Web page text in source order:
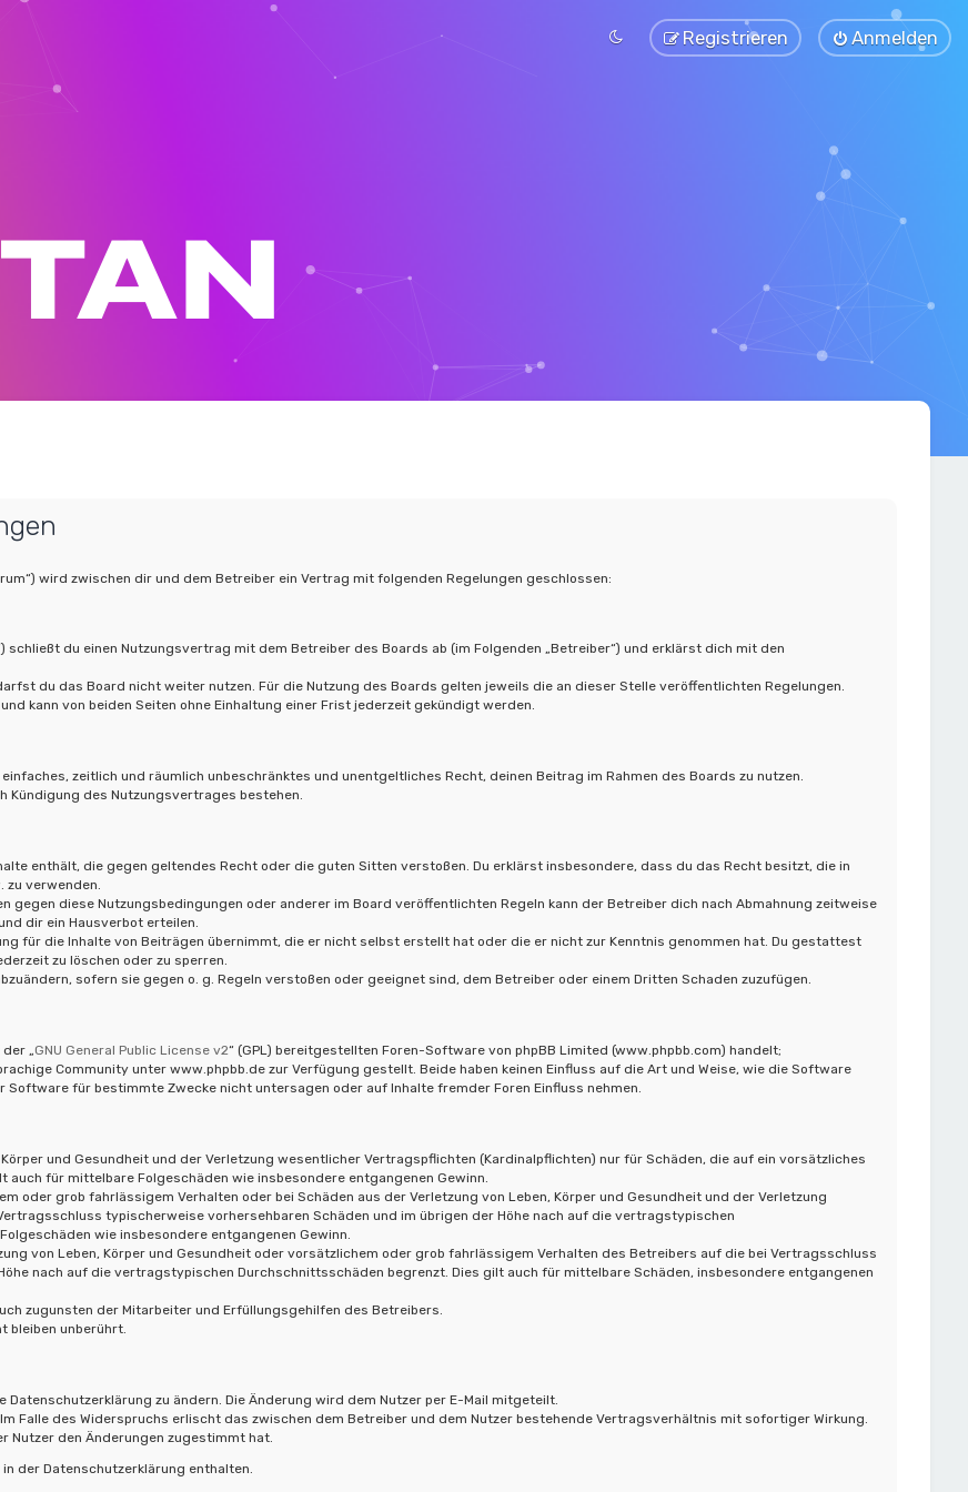
Anmelden
Registrieren
wird zwischen dir und dem Betreiber ein Vertrag mit folgenden Regelungen geschlossen:
schließt du einen Nutzungsvertrag mit dem Betreiber des Boards ab (im Folgenden „Betreiber“) und erklärst dich mit den
du das Board nicht weiter nutzen. Für die Nutzung des Boards gelten jeweils die an dieser Stelle veröffentlichten Regelungen.
kann von beiden Seiten ohne Einhaltung einer Frist jederzeit gekündigt werden.
zeitlich und räumlich unbeschränktes und unentgeltliches Recht, deinen Beitrag im Rahmen des Boards zu nutzen.
Kündigung des Nutzungsvertrages bestehen.
enthält, die gegen geltendes Recht oder die guten Sitten verstoßen. Du erklärst insbesondere, dass du das Recht besitzt, die in
zu verwenden.
gegen diese Nutzungsbedingungen oder anderer im Board veröffentlichten Regeln kann der Betreiber dich nach Abmahnung zeitweise
dir ein Hausverbot erteilen.
für die Inhalte von Beiträgen übernimmt, die er nicht selbst erstellt hat oder die er nicht zur Kenntnis genommen hat. Du gestattest
zu löschen oder zu sperren.
sofern sie gegen o. g. Regeln verstoßen oder geeignet sind, dem Betreiber oder einem Dritten Schaden zuzufügen.
„GNU General Public License v2“ (GPL) bereitgestellten Foren-Software von phpBB Limited (www.phpbb.com) handelt;
Community unter www.phpbb.de zur Verfügung gestellt. Beide haben keinen Einfluss auf die Art und Weise, wie die Software
für bestimmte Zwecke nicht untersagen oder auf Inhalte fremder Foren Einfluss nehmen.
und Gesundheit und der Verletzung wesentlicher Vertragspflichten (Kardinalpflichten) nur für Schäden, die auf ein vorsätzliches
für mittelbare Folgeschäden wie insbesondere entgangenen Gewinn.
oder grob fahrlässigem Verhalten oder bei Schäden aus der Verletzung von Leben, Körper und Gesundheit und der Verletzung
typischerweise vorhersehbaren Schäden und im übrigen der Höhe nach auf die vertragstypischen
wie insbesondere entgangenen Gewinn.
von Leben, Körper und Gesundheit oder vorsätzlichem oder grob fahrlässigem Verhalten des Betreibers auf die bei Vertragsschluss
nach auf die vertragstypischen Durchschnittsschäden begrenzt. Dies gilt auch für mittelbare Schäden, insbesondere entgangenen
zugunsten der Mitarbeiter und Erfüllungsgehilfen des Betreibers.
bleiben unberührt.
zu ändern. Die Änderung wird dem Nutzer per E-Mail mitgeteilt.
Falle des Widerspruchs erlischt das zwischen dem Betreiber und dem Nutzer bestehende Vertragsverhältnis mit sofortiger Wirkung.
Nutzer den Änderungen zugestimmt hat.
der Datenschutzerklärung enthalten.